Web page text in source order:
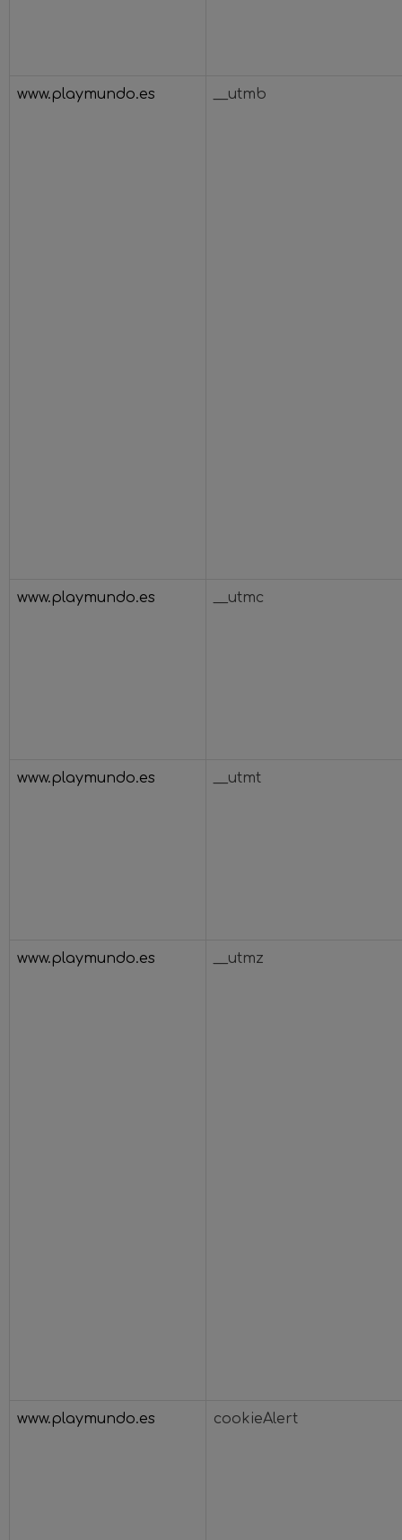
www.playmundo.es __utmb
www.playmundo.es __utmc
www.playmundo.es __utmt
www.playmundo.es __utmz
www.playmundo.es cookieAlert